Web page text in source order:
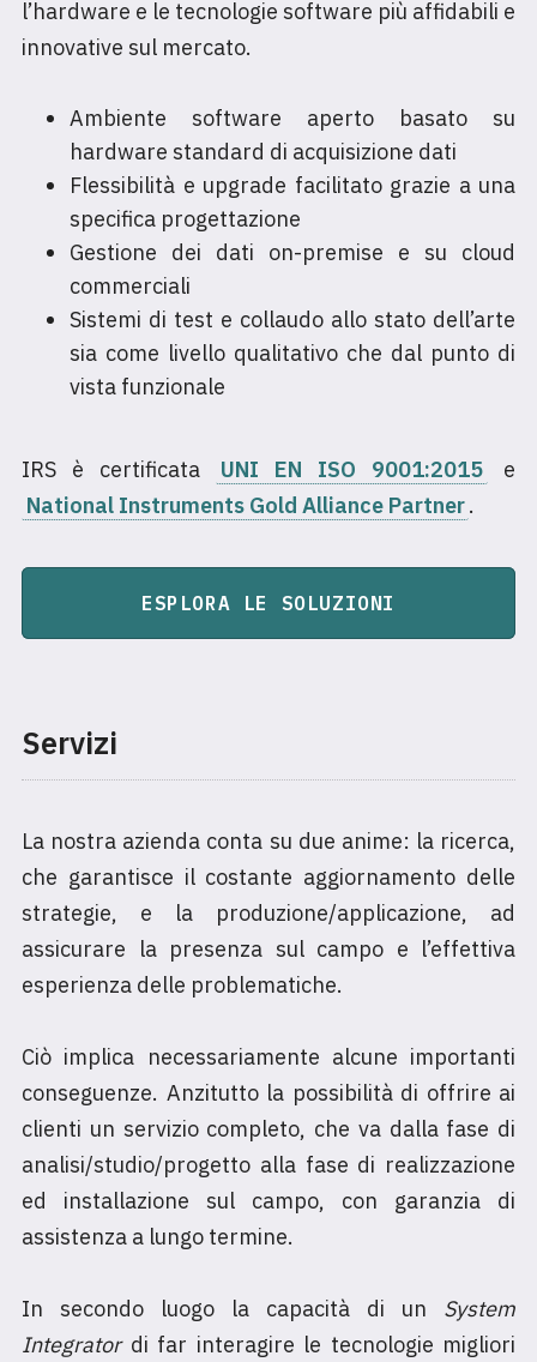
l’hardware e le tecnologie software più affidabili e
innovative sul mercato.
Ambiente software aperto basato su
hardware standard di acquisizione dati
Flessibilità e upgrade facilitato grazie a una
specifica progettazione
Gestione dei dati on-premise e su cloud
commerciali
Sistemi di test e collaudo allo stato dell’arte
sia come livello qualitativo che dal punto di
vista funzionale
IRS è certificata UNI EN ISO 9001:2015
e
National Instruments Gold Alliance Partner.
ESPLORA LE SOLUZIONI
Servizi
La nostra azienda conta su due anime: la ricerca,
che garantisce il costante aggiornamento delle
strategie, e la produzione/applicazione, ad
assicurare la presenza sul campo e l’effettiva
esperienza delle problematiche.
Ciò implica necessariamente alcune importanti
conseguenze. Anzitutto la possibilità di offrire ai
clienti un servizio completo, che va dalla fase di
analisi/studio/progetto alla fase di realizzazione
ed installazione sul campo, con garanzia di
assistenza a lungo termine.
In secondo luogo la capacità di un System
Integratordi far interagire le tecnologie migliori